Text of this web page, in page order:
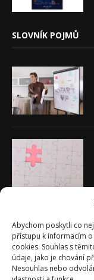
Abychom poskytli co
přístupu k informacím
cookies. Souhlas s
údaje, jako je chování
Nesouhlas nebo
SLOVNÍK POJMŮ